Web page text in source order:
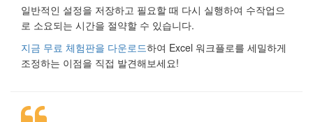
일반적인 설정을 저장하고 필요할 때 다시 실행하여 수작업으
로 소요되는 시간을 절약할 수 있습니다.
지금 무료 체험판을 다운로드하여 Excel 워크플로를 세밀하게
조정하는 이점을 직접 발견해보세요!